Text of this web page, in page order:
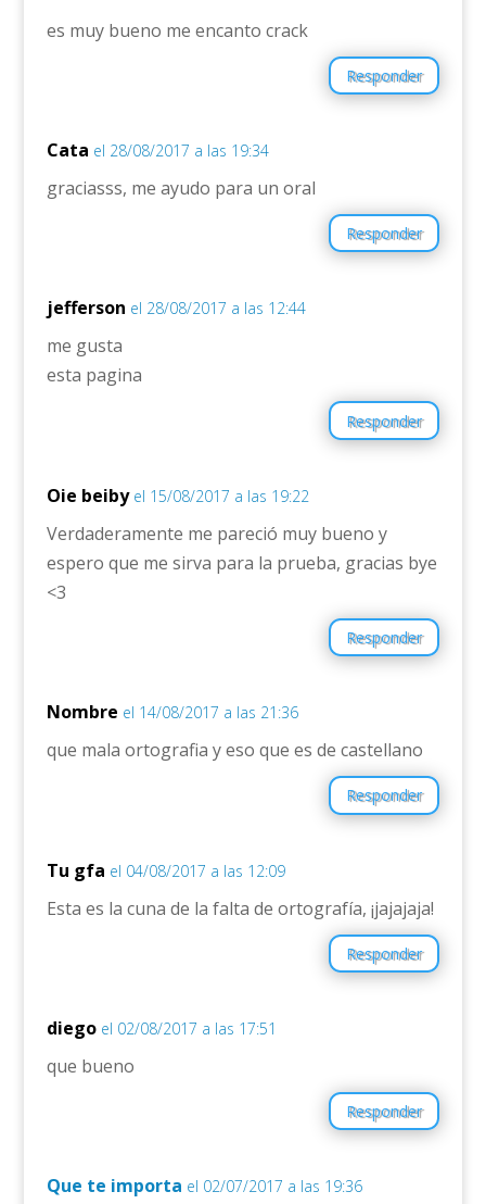
es muy bueno me encanto crack
Responder
Cata el 28/08/2017 a las 19:34
graciasss, me ayudo para un oral
Responder
jefferson el 28/08/2017 a las 12:44
me gusta
esta pagina
Responder
Oie beiby el 15/08/2017 a las 19:22
Verdaderamente me pareció muy bueno y
espero que me sirva para la prueba, gracias bye
<3
Responder
Nombre el 14/08/2017 a las 21:36
que mala ortografia y eso que es de castellano
Responder
Tu gfa el 04/08/2017 a las 12:09
Esta es la cuna de la falta de ortografía, ¡jajajaja!
Responder
diego el 02/08/2017 a las 17:51
que bueno
Responder
Que te importa el 02/07/2017 a las 19:36